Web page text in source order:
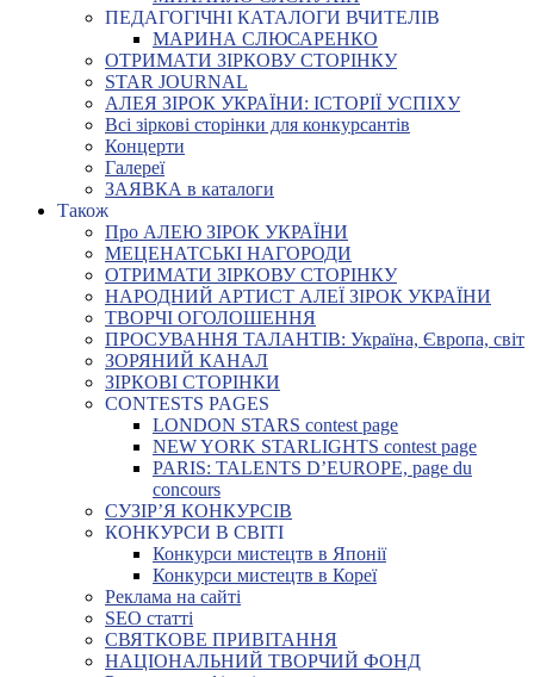
ПЕДАГОГІЧНІ КАТАЛОГИ ВЧИТЕЛІВ
МАРИНА СЛЮСАРЕНКО
ОТРИМАТИ ЗІРКОВУ СТОРІНКУ
STAR JOURNAL
АЛЕЯ ЗІРОК УКРАЇНИ: ІСТОРІЇ УСПІХУ
Всі зіркові сторінки для конкурсантів
Концерти
Галереї
ЗАЯВКА в каталоги
Також
Про АЛЕЮ ЗІРОК УКРАЇНИ
МЕЦЕНАТСЬКІ НАГОРОДИ
ОТРИМАТИ ЗІРКОВУ СТОРІНКУ
НАРОДНИЙ АРТИСТ АЛЕЇ ЗІРОК УКРАЇНИ
ТВОРЧІ ОГОЛОШЕННЯ
ПРОСУВАННЯ ТАЛАНТІВ: Україна, Європа, світ
ЗОРЯНИЙ КАНАЛ
ЗІРКОВІ СТОРІНКИ
CONTESTS PAGES
LONDON STARS contest page
NEW YORK STARLIGHTS contest page
PARIS: TALENTS D’EUROPE, page du
concours
СУЗІР’Я КОНКУРСІВ
КОНКУРСИ В СВІТІ
Конкурси мистецтв в Японії
Конкурси мистецтв в Кореї
Реклама на сайті
SEO статті
СВЯТКОВЕ ПРИВІТАННЯ
НАЦІОНАЛЬНИЙ ТВОРЧИЙ ФОНД